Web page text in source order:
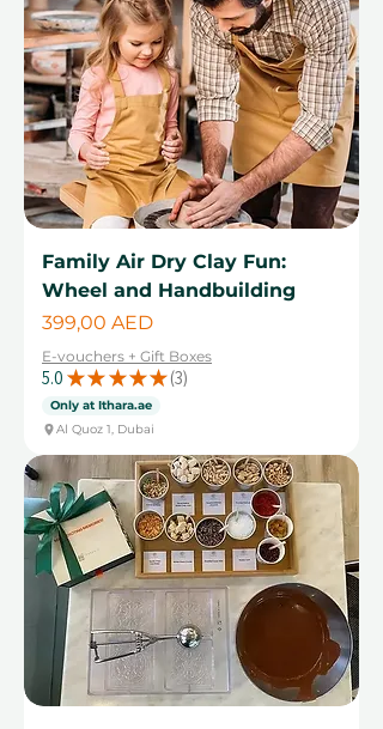
Family Air Dry Clay Fun:
Wheel and Handbuilding
Цена
399,00 AED
E-vouchers + Gift Boxes
5.0 ★ ★ ★ ★ ★ 3
3
Only at Ithara.ae
Al Quoz 1, Dubai